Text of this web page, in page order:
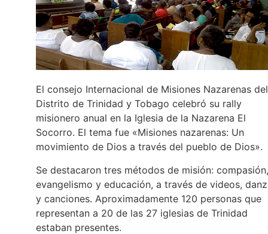
El consejo Internacional de Misiones Nazarenas del
Distrito de Trinidad y Tobago celebró su rally
misionero anual en la Iglesia de la Nazarena El
Socorro. El tema fue «Misiones nazarenas: Un
movimiento de Dios a través del pueblo de Dios».
Se destacaron tres métodos de misión: compasión,
evangelismo y educación, a través de videos,
y canciones. Aproximadamente 120 personas que
representan a 20 de las 27 iglesias de Trinidad
estaban presentes.